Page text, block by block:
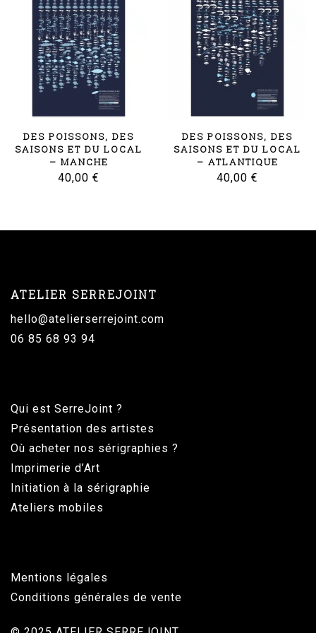
plus
ancien
DES POISSONS, DES
SAISONS ET DU LOCAL
– MANCHE
40,00 €
DES POISSONS, DES
SAISONS ET DU LOCAL
– ATLANTIQUE
40,00 €
ATELIER SERREJOINT
hello@atelierserrejoint.com
06 85 68 93 94
Qui est SerreJoint ?
Présentation des artistes
Où acheter nos sérigraphies ?
Imprimerie d’Art
Initiation à la sérigraphie
Ateliers mobiles
Mentions légales
Conditions générales de vente